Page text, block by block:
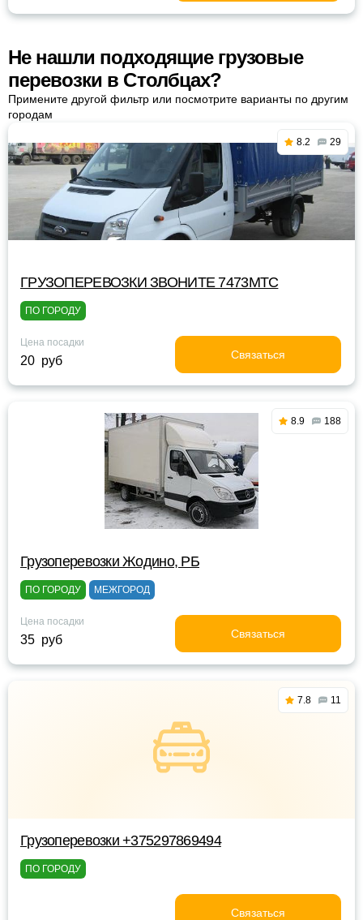
Не нашли подходящие грузовые
перевозки в Столбцах?
Примените другой фильтр или посмотрите варианты по другим
городам
8.2 29
ГРУЗОПЕРЕВОЗКИ ЗВОНИТЕ 7473МТС
ПО ГОРОДУ
Цена посадки
20 руб Связаться
8.9 188
Грузоперевозки Жодино, РБ
ПО ГОРОДУ МЕЖГОРОД
Цена посадки
35 руб Связаться
7.8 11
Грузоперевозки +375297869494
ПО ГОРОДУ
Связаться